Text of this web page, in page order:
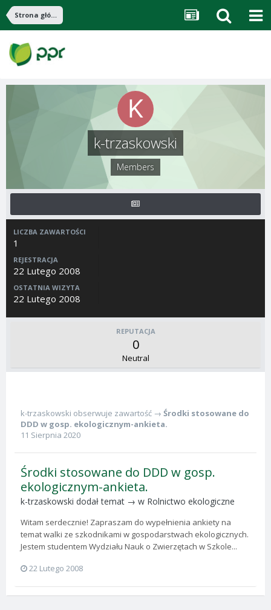
Strona główna
k-trzaskowski
Members
LICZBA ZAWARTOŚCI
1
REJESTRACJA
22 Lutego 2008
OSTATNIA WIZYTA
22 Lutego 2008
REPUTACJA
0
Neutral
k-trzaskowski obserwuje zawartość → Środki stosowane do
DDD w gosp. ekologicznym-ankieta.
11 Sierpnia 2020
Środki stosowane do DDD w gosp.
ekologicznym-ankieta.
k-trzaskowski dodał temat → w Rolnictwo ekologiczne
Witam serdecznie! Zapraszam do wypełnienia ankiety na
temat walki ze szkodnikami w gospodarstwach ekologicznych.
Jestem studentem Wydziału Nauk o Zwierzętach w Szkole...
22 Lutego 2008